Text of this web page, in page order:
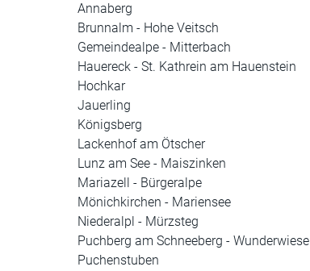
Annaberg
Brunnalm - Hohe Veitsch
Gemeindealpe - Mitterbach
Hauereck - St. Kathrein am Hauenstein
Hochkar
Jauerling
Königsberg
Lackenhof am Ötscher
Lunz am See - Maiszinken
Mariazell - Bürgeralpe
Mönichkirchen - Mariensee
Niederalpl - Mürzsteg
Puchberg am Schneeberg - Wunderwiese
Puchenstuben